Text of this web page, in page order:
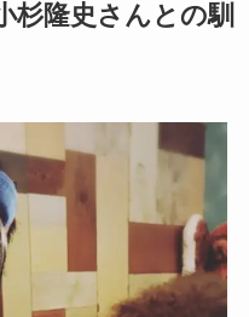
杉隆史さんとの馴